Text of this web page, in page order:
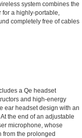
system combines the
for a highly-portable,
completely free of cables
a Qe headset
and high-energy
ear headset design with an
the end of an adjustable
microphone, whose
from the prolonged